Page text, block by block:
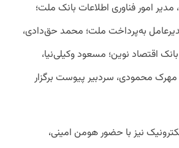
امور فناوری اطلاعات بانک ملت؛
به‌پرداخت ملت؛ محمد حق‌دادی،
اقتصاد نوین؛ مسعود وکیلی‌نیا،
مهرک محمودی، سردبیر پیوست برگزار
نیز با حضور هومن امینی،